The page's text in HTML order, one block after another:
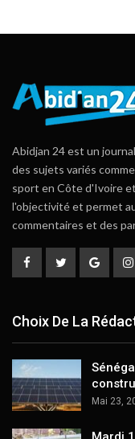
Abidjan 24 est un
des sujets variés
sport en Côte d'Ivoire
l'objectivité et permet
commentaires et des
Choix De La
Mai 23,